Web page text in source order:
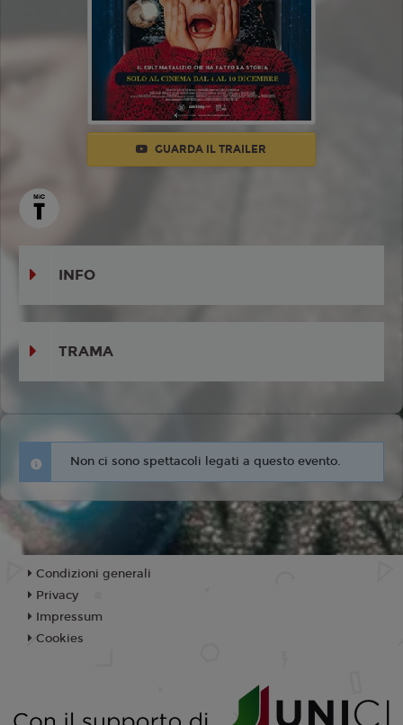
GUARDA IL TRAILER
INFO
TRAMA
Non ci sono spettacoli legati a questo evento.
Condizioni generali
Privacy
Impressum
Cookies